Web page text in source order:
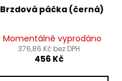
Brzdová páčka (černá)
Momentálně vyprodáno
376,86 Kč bez DPH
456 Kč